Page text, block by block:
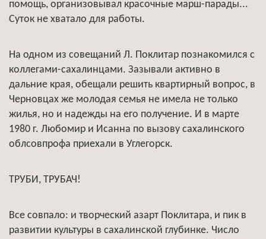
помощь, организовывал красочные марш-парады...
Суток не хватало для работы.
На одном из совещаний Л. Поклитар познакомился с
коллегами-сахалинцами. Зазывали активно в
дальние края, обещали решить квартирный вопрос, в
Черновцах же молодая семья не имела не только
жилья, но и надежды на его получение. И в марте
1980 г. Любомир и Исанна по вызову сахалинского
облсовпрофа приехали в Углегорск.
ТРУБИ, ТРУБАЧ!
Все совпало: и творческий азарт Поклитара, и пик в
развитии культуры в сахалинской глубинке. Число